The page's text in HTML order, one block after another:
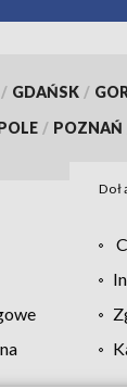
/ GDAŃSK /
/ POZNAŃ